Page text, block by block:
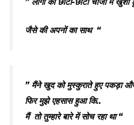
जैसे की अपनों का साथ “
” मैंने खुद को मुस्कुराते हुए पकड़ा
फिर मुझे एहसास हुआ कि..
मैं तो तुम्हारे बारे में सोच रहा था “